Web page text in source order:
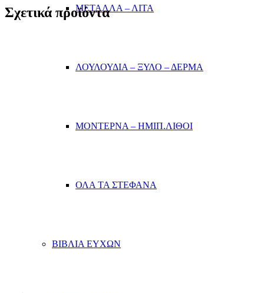
ΜΕΤΑΛΛΑ – ΛΙΤΑ
ΛΟΥΛΟΥΔΙΑ – ΞΥΛΟ – ΔΕΡΜΑ
ΜΟΝΤΕΡΝΑ – ΗΜΙΠ.ΛΙΘΟΙ
ΟΛΑ ΤΑ ΣΤΕΦΑΝΑ
ΒΙΒΛΙΑ ΕΥΧΩΝ
ποσότητα
Σχετικά προϊόντα